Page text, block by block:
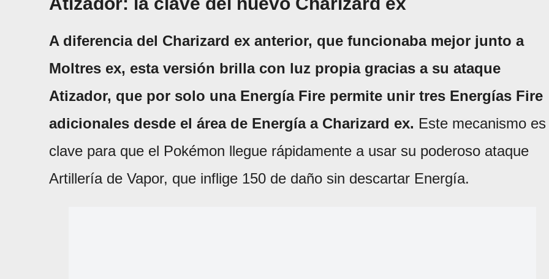
A diferencia del Charizard ex anterior, que funcionaba mejor junto a
Moltres ex, esta versión brilla con luz propia gracias a su ataque
Atizador, que por solo una Energía Fire permite unir tres Energías Fire
adicionales desde el área de Energía a Charizard ex. Este mecanismo es
clave para que el Pokémon llegue rápidamente a usar su poderoso ataque
Artillería de Vapor, que inflige 150 de daño sin descartar Energía.